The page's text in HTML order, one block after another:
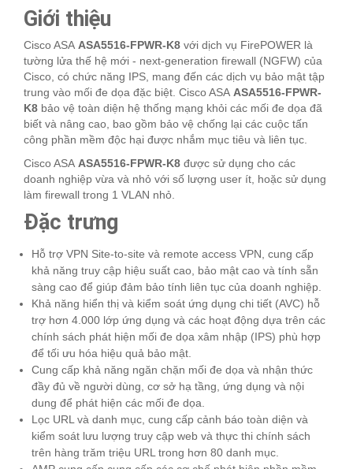
Giới thiệu
Cisco ASA ASA5516-FPWR-K8 với dịch vụ FirePOWER là
tường lửa thế hệ mới - next-generation firewall (NGFW) của
Cisco, có chức năng IPS, mang đến các dịch vụ bảo mật tập
trung vào mối đe dọa đặc biệt. Cisco ASA ASA5516-FPWR-
K8 bảo vệ toàn diện hệ thống mạng khỏi các mối đe dọa đã
biết và nâng cao, bao gồm bảo vệ chống lại các cuộc tấn
công phần mềm độc hại được nhắm mục tiêu và liên tục.
Cisco ASA ASA5516-FPWR-K8 được sử dụng cho các
doanh nghiệp vừa và nhỏ với số lượng user ít, hoặc sử dụng
làm firewall trong 1 VLAN nhỏ.
Đặc trưng
Hỗ trợ VPN Site-to-site và remote access VPN, cung cấp
khả năng truy cập hiệu suất cao, bảo mật cao và tính sẵn
sàng cao để giúp đảm bảo tính liên tục của doanh nghiệp.
Khả năng hiển thị và kiểm soát ứng dụng chi tiết (AVC) hỗ
trợ hơn 4.000 lớp ứng dụng và các hoạt động dựa trên các
chính sách phát hiện mối đe dọa xâm nhập (IPS) phù hợp
để tối ưu hóa hiệu quả bảo mật.
Cung cấp khả năng ngăn chặn mối đe dọa và nhận thức
đầy đủ về người dùng, cơ sở hạ tầng, ứng dụng và nội
dung để phát hiện các mối đe dọa.
Lọc URL và danh mục, cung cấp cảnh báo toàn diện và
kiểm soát lưu lượng truy cập web và thực thi chính sách
trên hàng trăm triệu URL trong hơn 80 danh mục.